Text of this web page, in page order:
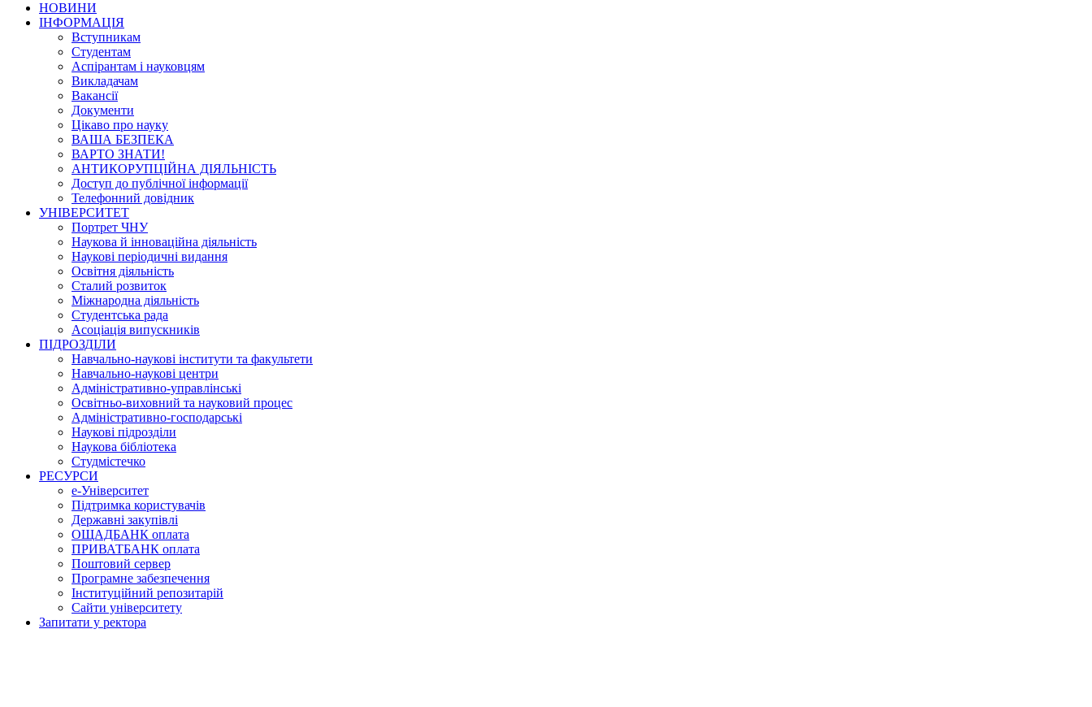
НОВИНИ
ІНФОРМАЦІЯ
Вступникам
Студентам
Аспірантам і науковцям
Викладачам
Вакансії
Документи
Цікаво про науку
ВАША БЕЗПЕКА
ВАРТО ЗНАТИ!
АНТИКОРУПЦІЙНА ДІЯЛЬНІСТЬ
Доступ до публічної інформації
Телефонний довідник
УНІВЕРСИТЕТ
Портрет ЧНУ
Наукова й інноваційна діяльність
Наукові періодичні видання
Освітня діяльність
Сталий розвиток
Міжнародна діяльність
Студентська рада
Асоціація випускників
ПІДРОЗДІЛИ
Навчально-наукові інститути та факультети
Навчально-наукові центри
Адміністративно-управлінські
Освітньо-виховний та науковий процес
Адміністративно-господарські
Наукові підрозділи
Наукова бібліотека
Студмістечко
РЕСУРСИ
е-Університет
Підтримка користувачів
Державні закупівлі
ОЩАДБАНК оплата
ПРИВАТБАНК оплата
Поштовий сервер
Програмне забезпечення
Інституційний репозитарій
Сайти університету
Запитати у ректора